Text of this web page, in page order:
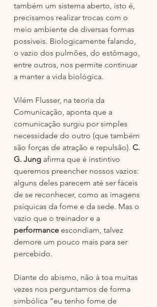
também um sistema aberto, isto é,
precisamos realizar trocas com o
meio ambiente de diversas formas
possíveis. Biologicamente falando,
o vazio dos pulmões, do estômago,
entre outros, nos permite continuar
a manter a vida biológica.
Vilém Flusser, na teoria da
Comunicação, aponta que a
comunicação surgiu por simples
necessidade do outro (que também
são forças de atração e repulsão). C.
G. Jung afirma que é instintivo
queremos preencher nossos vazios:
alguns deles parecem até ser fáceis
de se reconhecer, como as imagens
psíquicas da fome e da sede. Mas o
vazio que o treinador e a
performance escondiam, talvez
demore um pouco mais para ser
percebido.
Diante do abismo, não à toa muitas
vezes nos perguntamos de forma
simbólica “eu tenho fome de